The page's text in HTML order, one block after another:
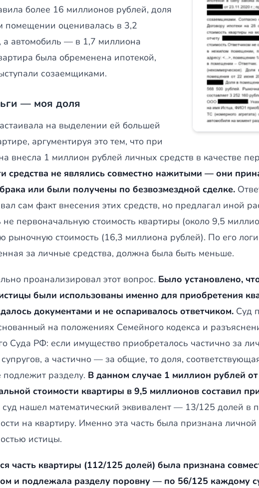
более 16 миллионов рублей, доля
помещении оценивалась в 3,2
а автомобиль — в 1,7 миллиона
была обременена ипотекой,
созаемщиками.
— моя доля
на выделении ей большей
аргументируя это тем, что при
внесла 1 миллион рублей личных средств в качестве
средства не являлись совместно нажитыми — они
или были получены по безвозмездной сделке.
сам факт внесения этих средств, но предлагал иной
не первоначальную стоимость квартиры (около 9,5
рыночную стоимость (16,3 миллиона рублей). По его
за личные средства, должна была быть меньше.
проанализировал этот вопрос. Было установлено,
были использованы именно для приобретения
документами и не оспаривалось ответчиком. Суд
на положениях Семейного кодекса и
Суда РФ: если имущество приобреталось частично за
а частично — за общие, то доля,
подлежит разделу. В данном случае 1 миллион рублей от
стоимости квартиры в 9,5 миллионов составил
суд нашел математический эквивалент — 13/125 долей в
на квартиру. Именно эта часть была признана личной
истицы.
часть квартиры (112/125 долей) была признана
и подлежала разделу поровну — по 56/125 каждому